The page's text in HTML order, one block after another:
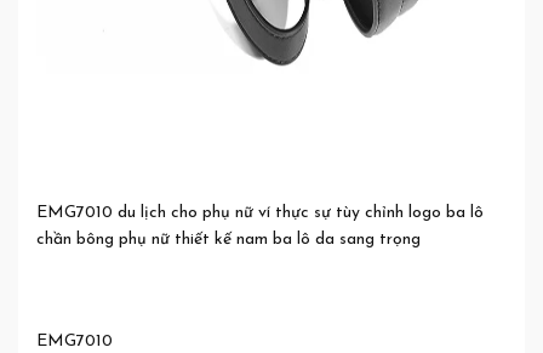
EMG7010 du lịch cho phụ nữ ví thực sự tùy chỉnh logo ba lô
chần bông phụ nữ thiết kế nam ba lô da sang trọng
EMG7010